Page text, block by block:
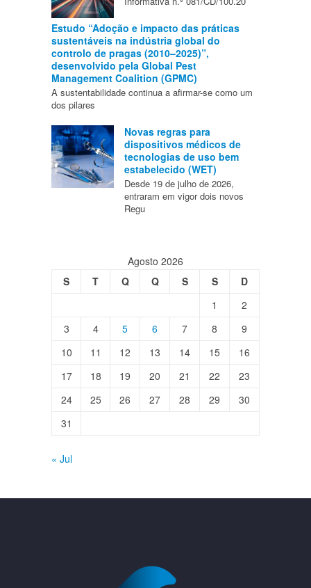
Estudo “Adoção e impacto das práticas
sustentáveis na indústria global do
controlo de pragas (2010–2025)”,
desenvolvido pela Global Pest
Management Coalition (GPMC)
A sustentabilidade continua a afirmar-se como um
dos pilares
Novas regras para
dispositivos médicos de
tecnologias de uso bem
estabelecido (WET)
Desde 19 de julho de 2026,
entraram em vigor dois novos
Regu
Agosto 2026
S
T Q Q S S
D
1
2
3
4 5 6 7 8
9
10
11 12 13 14 15
16
17
18 19 20 21 22
23
24
25 26 27 28 29
30
31
« Jul